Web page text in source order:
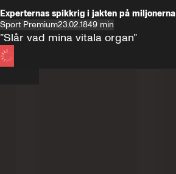
Experternas spikkrig i jakten på miljonerna
Sport Premium23.02.1849 min
”Slår vad mina vitala organ”